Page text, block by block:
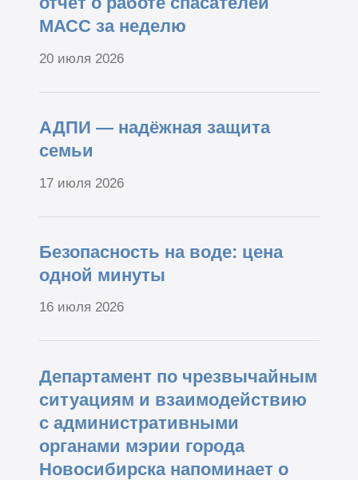
МАСС за неделю
20 июля 2026
АДПИ — надёжная защита
семьи
17 июля 2026
Безопасность на воде: цена
одной минуты
16 июля 2026
Департамент по чрезвычайным
ситуациям и взаимодействию
с административными
органами мэрии города
Новосибирска напоминает о